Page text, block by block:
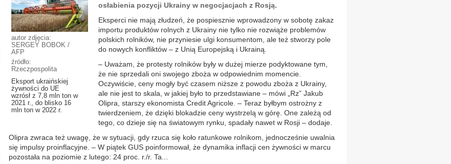
autor zdjęcia:
SERGEY BOBOK /
AFP
źródło:
Rzeczpospolita
Eksport ukraińskiej
żywności do UE
wzrósł z 7,8 mln ton w
2021 r., do blisko 16
mln ton w 2022 r.
osłabienia pozycji Ukrainy w negocjacjach z Rosją.
Eksperci nie mają złudzeń, że pospiesznie wprowadzony w sobotę zakaz
importu produktów rolnych z Ukrainy nie tylko nie rozwiąże problemów
polskich rolników, nie przyniesie ulgi konsumentom, ale też stworzy pole
do nowych konfliktów – z Unią Europejską i Ukrainą.
– Uważam, że protesty rolników były w dużej mierze podyktowane tym,
że nie sprzedali oni swojego zboża w odpowiednim momencie.
Oczywiście, ceny mogły być czasem niższe z powodu zboża z Ukrainy,
ale nie jest to skala, w jakiej było to przedstawiane – mówi „Rz” Jakub
Olipra, starszy ekonomista Credit Agricole. – Teraz byłbym ostrożny z
twierdzeniem, że dzięki blokadzie ceny wystrzelą w górę. One zależą od
tego, co dzieje się na światowym rynku, spadały nawet w Rosji – dodaje.
Olipra zwraca też uwagę, że w sytuacji, gdy rzuca się koło ratunkowe rolnikom, jednocześnie uwalnia
się impulsy proinflacyjne. – W piątek GUS poinformował, że dynamika inflacji cen żywności w marcu
pozostała na poziomie z lutego: 24 proc. r./r. Ta...